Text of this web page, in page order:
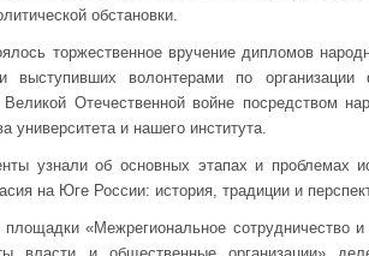
обстановки.
торжественное вручение дипломов
выступивших волонтерами по
Отечественной войне посредством
университета и нашего института.
узнали об основных этапах и проблемах
на Юге России: история, традиции и
площадки «Межрегиональное